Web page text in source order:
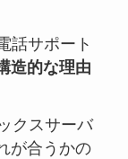
話サポート
造的な理由
クスサーバ
が合うかの